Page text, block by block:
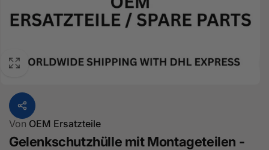
Von OEM Ersatzteile
Gelenkschutzhülle mit Montageteilen -